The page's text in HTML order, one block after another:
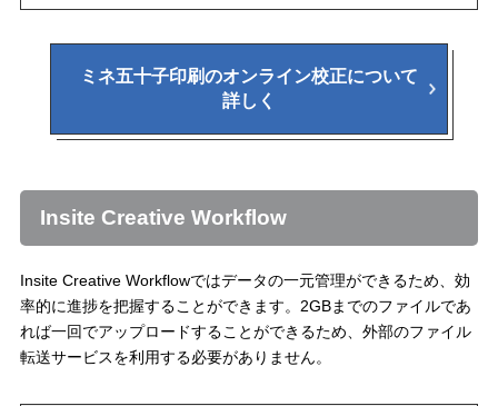
ミネ五十子印刷のオンライン校正について
詳しく
Insite Creative Workflow
Insite Creative Workflowではデータの一元管理ができるため、効
率的に進捗を把握することができます。2GBまでのファイルであ
れば一回でアップロードすることができるため、外部のファイル
転送サービスを利用する必要がありません。